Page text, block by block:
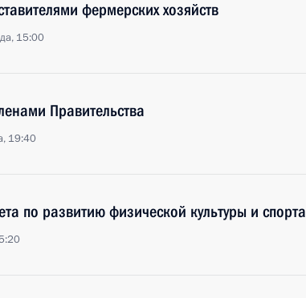
фермерских хозяйств
15:00
Правительства
19:40
по развитию физической культуры и спорта